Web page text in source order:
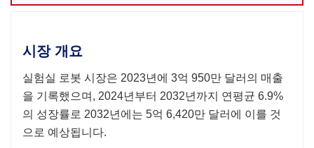
시장 개요
실험실 로봇 시장은 2023년에 3억 950만 달러의 매출
을 기록했으며, 2024년부터 2032년까지 연평균 6.9%
의 성장률로 2032년에는 5억 6,420만 달러에 이를 것
으로 예상됩니다.